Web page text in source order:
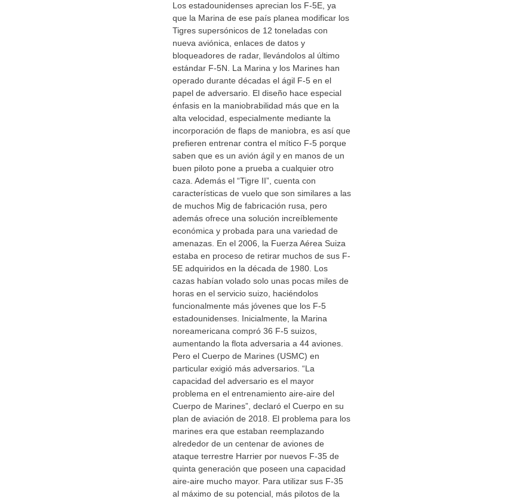
Los estadounidenses aprecian los F-5E, ya
que la Marina de ese país planea modificar los
Tigres supersónicos de 12 toneladas con
nueva aviónica, enlaces de datos y
bloqueadores de radar, llevándolos al último
estándar F-5N. La Marina y los Marines han
operado durante décadas el ágil F-5 en el
papel de adversario. El diseño hace especial
énfasis en la maniobrabilidad más que en la
alta velocidad, especialmente mediante la
incorporación de flaps de maniobra, es así que
prefieren entrenar contra el mítico F-5 porque
saben que es un avión ágil y en manos de un
buen piloto pone a prueba a cualquier otro
caza. Además el “Tigre II”, cuenta con
características de vuelo que son similares a las
de muchos Mig de fabricación rusa, pero
además ofrece una solución increíblemente
económica y probada para una variedad de
amenazas. En el 2006, la Fuerza Aérea Suiza
estaba en proceso de retirar muchos de sus F-
5E adquiridos en la década de 1980. Los
cazas habían volado solo unas pocas miles de
horas en el servicio suizo, haciéndolos
funcionalmente más jóvenes que los F-5
estadounidenses. Inicialmente, la Marina
noreamericana compró 36 F-5 suizos,
aumentando la flota adversaria a 44 aviones.
Pero el Cuerpo de Marines (USMC) en
particular exigió más adversarios. “La
capacidad del adversario es el mayor
problema en el entrenamiento aire-aire del
Cuerpo de Marines”, declaró el Cuerpo en su
plan de aviación de 2018. El problema para los
marines era que estaban reemplazando
alrededor de un centenar de aviones de
ataque terrestre Harrier por nuevos F-35 de
quinta generación que poseen una capacidad
aire-aire mucho mayor. Para utilizar sus F-35
al máximo de su potencial, más pilotos de la